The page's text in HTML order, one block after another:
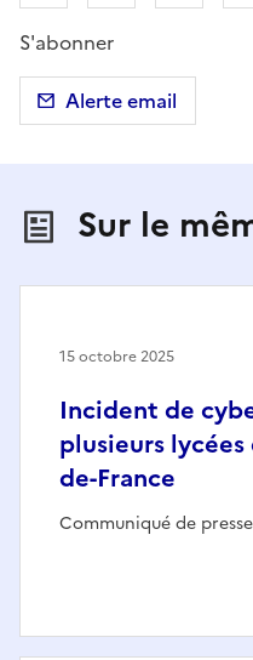
S'abonner
Alerte email
Sur le
Incident de
plusieurs
de-France
Communiqué de presse
15 octobre 2025